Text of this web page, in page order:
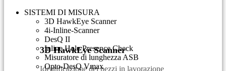
3D HawkEye Scanner
Identificazione dei pezzi in lavorazione
SISTEMI DI MISURA
3D HawkEye Scanner
4i-Inline-Scanner
DesQ II
Inline Hole Presence Check
Misuratore di lunghezza ASB
Opto-DesQ Vmax